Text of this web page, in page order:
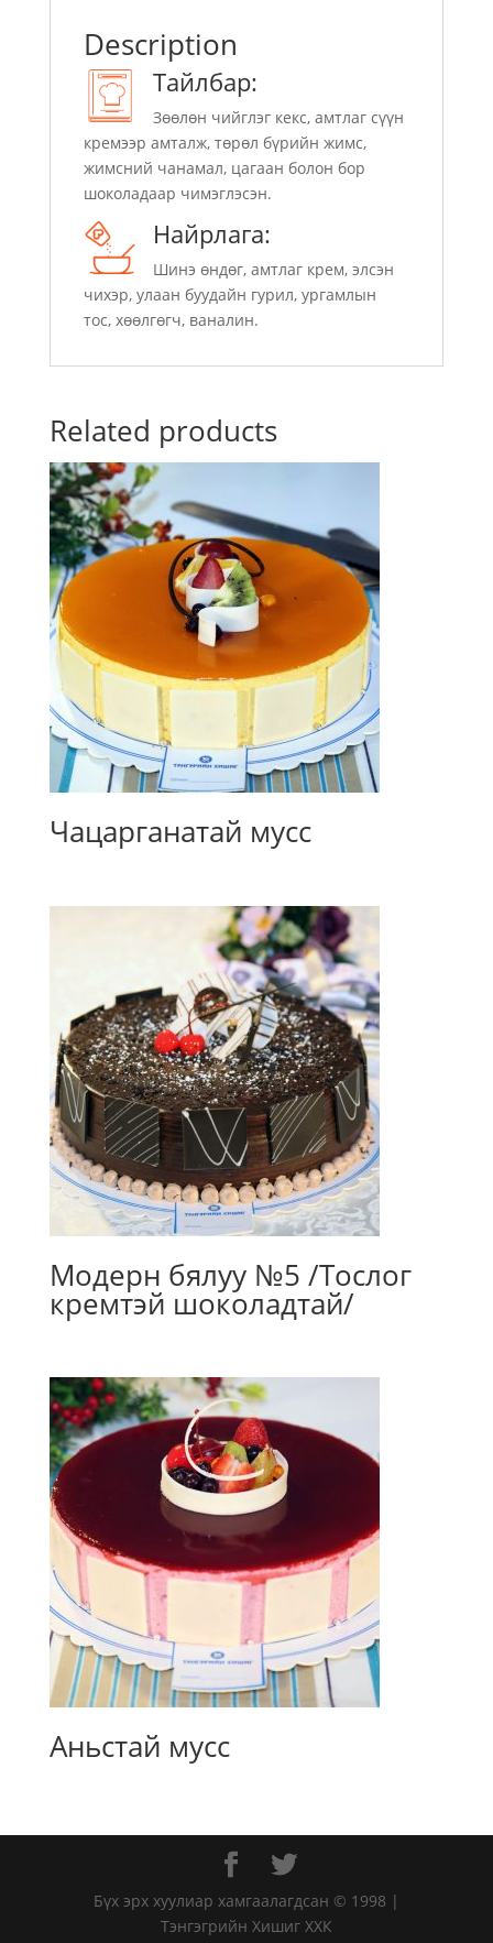
Description
Тайлбар:
Зөөлөн чийглэг кекс, амтлаг сүүн
кремээр амталж, төрөл бүрийн жимс,
жимсний чанамал, цагаан болон бор
шоколадаар чимэглэсэн.
Найрлага:
Шинэ өндөг, амтлаг крем, элсэн
чихэр, улаан буудайн гурил, ургамлын
тос, хөөлгөгч, ваналин.
Related products
Чацарганатай мусс
Модерн бялуу №5 /Тослог
кремтэй шоколадтай/
Аньстай мусс
Бүх эрх хуулиар хамгаалагдсан © 1998 |
Тэнгэгрийн Хишиг ХХК